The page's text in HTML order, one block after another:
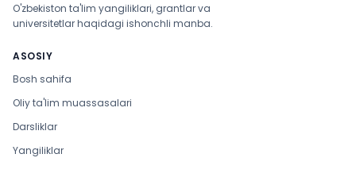
O'zbekiston ta'lim yangiliklari, grantlar va
universitetlar haqidagi ishonchli manba.
ASOSIY
Bosh sahifa
Oliy ta'lim muassasalari
Darsliklar
Yangiliklar